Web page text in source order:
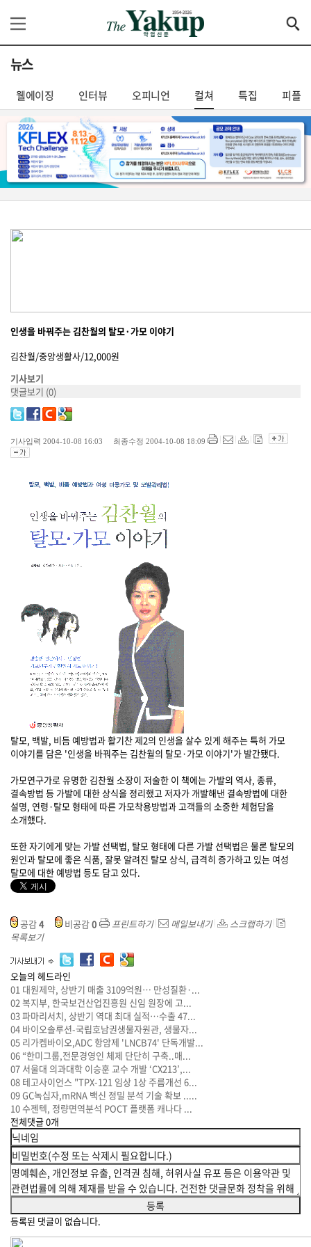
뉴스
웰에이징 인터뷰 오피니언 컬쳐 특집 피플
인생을 바꿔주는 김찬월의 탈모·가모 이야기
김찬월/중앙생활사/12,000원
기사보기
댓글보기 (0)
기사입력 2004-10-08 16:03 최종수정 2004-10-08 18:09
탈모, 백발, 비듬 예방법과 활기찬 제2의 인생을 살수 있게 해주는 특허 가모
이야기를 담은 '인생을 바꿔주는 김찬월의 탈모·가모 이야기'가 발간됐다.
가모연구가로 유명한 김찬월 소장이 저술한 이 책에는 가발의 역사, 종류,
결속방법 등 가발에 대한 상식을 정리했고 저자가 개발해낸 결속방법에 대한
설명, 연령·탈모 형태에 따른 가모착용방법과 고객들의 소중한 체험담을
소개했다.
또한 자기에게 맞는 가발 선택법, 탈모 형태에 다른 가발 선택법은 물론 탈모의
원인과 탈모에 좋은 식품, 잘못 알려진 탈모 상식, 급격히 증가하고 있는 여성
탈모에 대한 예방법 등도 담고 있다.
공감4 비공감0 프린트하기 메일보내기
스크랩하기
목록보기
오늘의 헤드라인
01 대원제약, 상반기 매출 3109억원… 만성질환·...
02복지부, 한국보건산업진흥원 신임 원장에 고...
03파마리서치, 상반기 역대 최대 실적…수출 47...
04 바이오솔루션-국립호남권생물자원관, 생물자...
05 리가켐바이오,ADC 항암제 'LNCB74' 단독개발...
06 “한미그룹,전문경영인 체제 단단히 구축..매...
07 서울대 의과대학 이승훈 교수 개발 ‘CX213’,...
08 테고사이언스 "TPX-121 임상 1상 주름개선 6...
09GC녹십자,mRNA 백신 정밀 분석 기술 확보 .....
10수젠텍, 정량면역분석 POCT 플랫폼 캐나다 ...
전체댓글0개
등록된 댓글이 없습니다.